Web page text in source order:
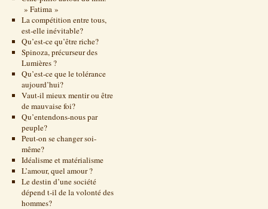
» Fatima »
La compétition entre tous,
est-elle inévitable?
Qu’est-ce qu’être riche?
Spinoza, précurseur des
Lumières ?
Qu’est-ce que le tolérance
aujourd’hui?
Vaut-il mieux mentir ou être
de mauvaise foi?
Qu’entendons-nous par
peuple?
Peut-on se changer soi-
même?
Idéalisme et matérialisme
L’amour, quel amour ?
Le destin d’une société
dépend t-il de la volonté des
hommes?